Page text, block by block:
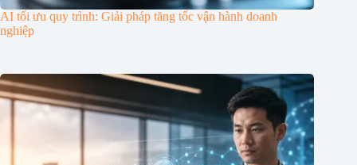
AI tối ưu quy trình: Giải pháp tăng tốc vận hành doanh
nghiệp